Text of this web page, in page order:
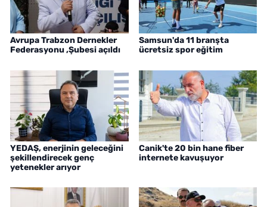
Avrupa Trabzon Dernekler
Federasyonu ,Şubesi açıldı
Samsun'da 11 branşta
ücretsiz spor eğitim
YEDAŞ, enerjinin geleceğini
şekillendirecek genç
yetenekler arıyor
Canik'te 20 bin hane fiber
internete kavuşuyor